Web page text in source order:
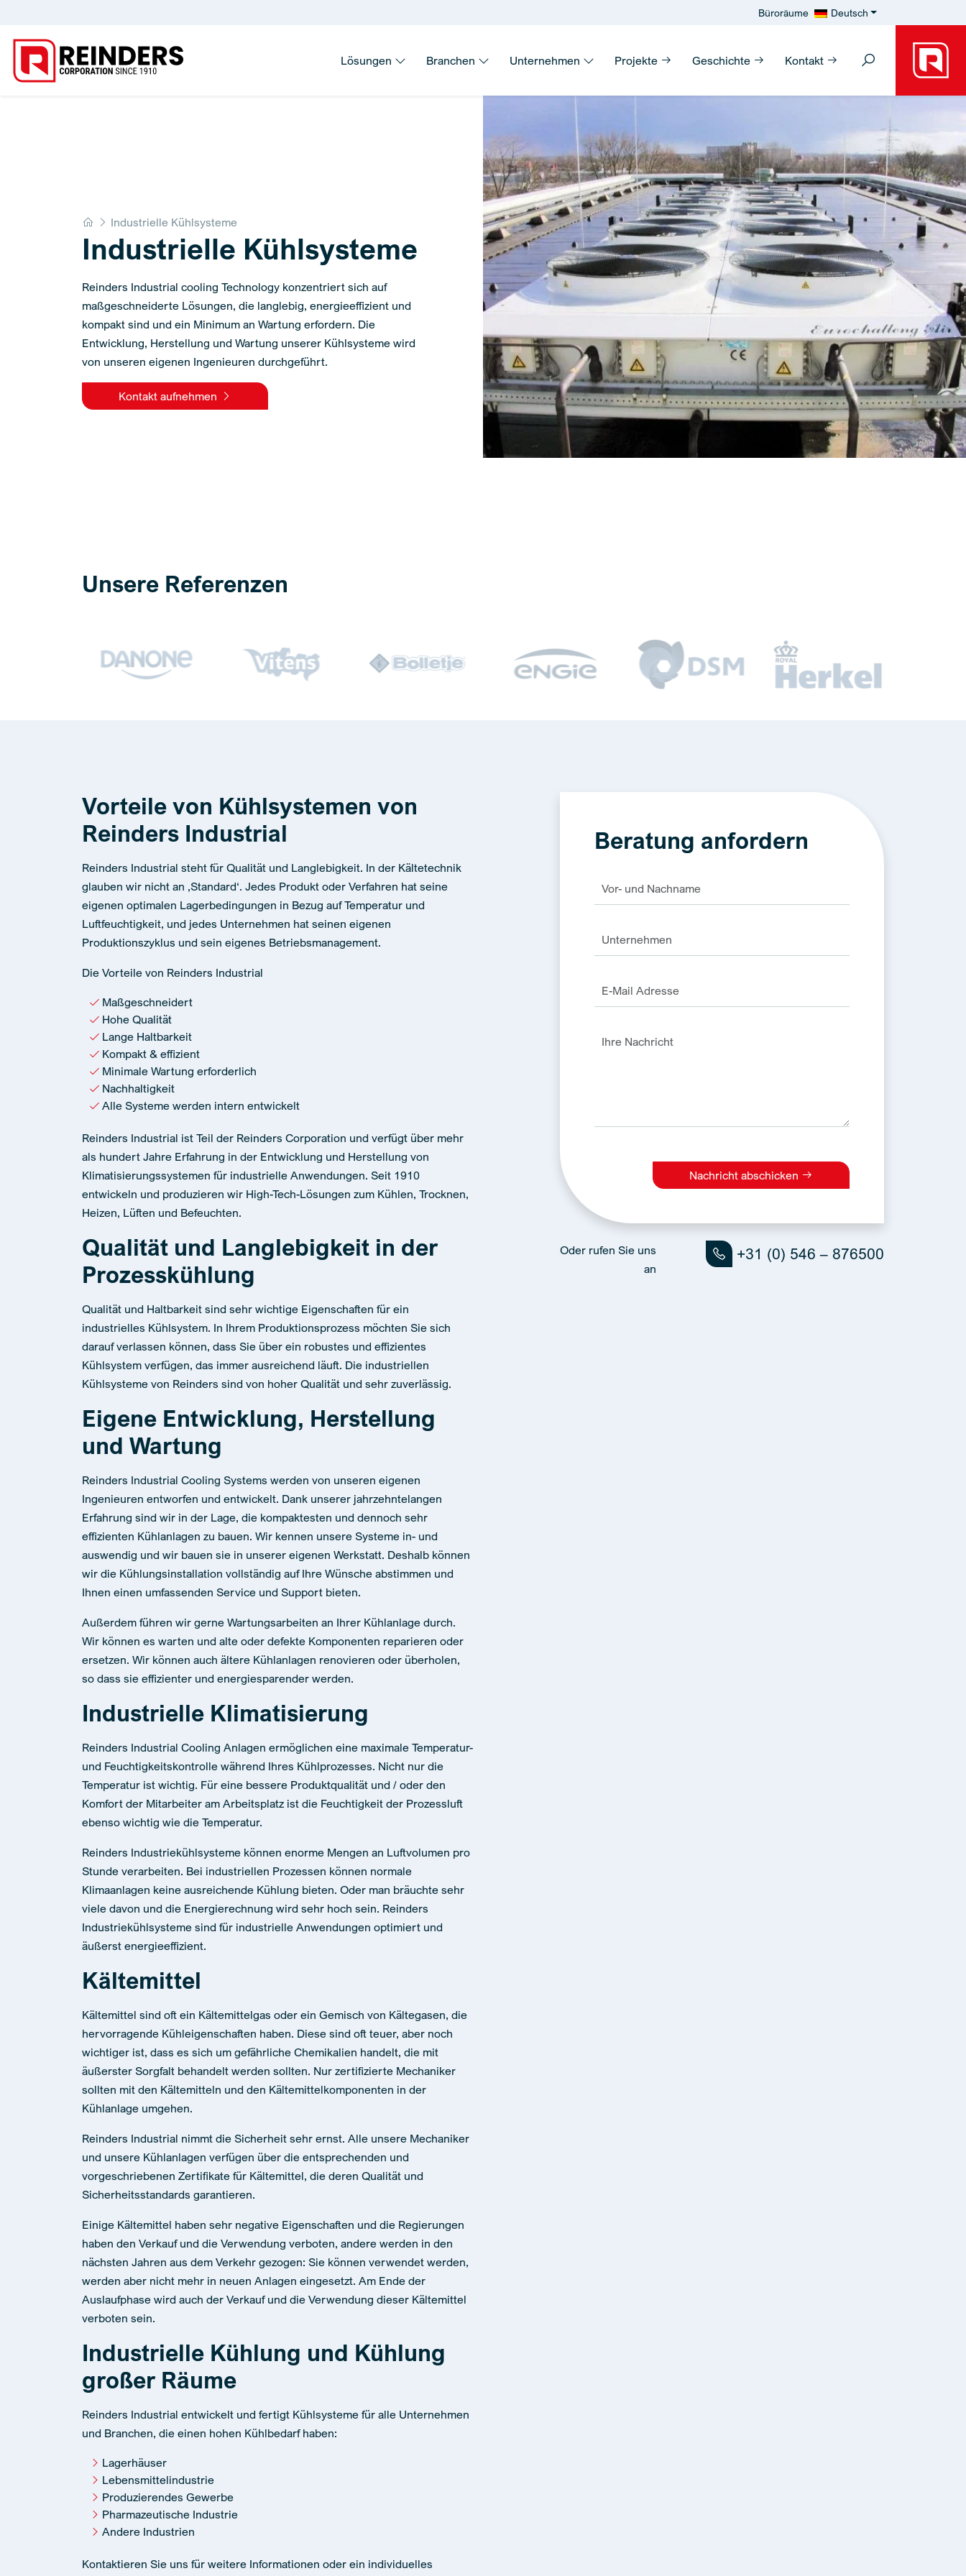
Büroräume Deutsch
Lösungen Branchen Unternehmen Projekte Geschichte Kontakt
Home
Industrielle Kühlsysteme
Industrielle Kühlsysteme
Reinders Industrial cooling Technology konzentriert sich auf
maßgeschneiderte Lösungen, die langlebig, energieeffizient und
kompakt sind und ein Minimum an Wartung erfordern. Die
Entwicklung, Herstellung und Wartung unserer Kühlsysteme wird
von unseren eigenen Ingenieuren durchgeführt.
Kontakt aufnehmen
Unsere Referenzen
Vorteile von Kühlsystemen von
Reinders Industrial
Reinders Industrial steht für Qualität und Langlebigkeit. In der Kältetechnik
glauben wir nicht an ‚Standard‘. Jedes Produkt oder Verfahren hat seine
eigenen optimalen Lagerbedingungen in Bezug auf Temperatur und
Luftfeuchtigkeit, und jedes Unternehmen hat seinen eigenen
Produktionszyklus und sein eigenes Betriebsmanagement.
Die Vorteile von Reinders Industrial
Maßgeschneidert
Hohe Qualität
Lange Haltbarkeit
Kompakt & effizient
Minimale Wartung erforderlich
Nachhaltigkeit
Alle Systeme werden intern entwickelt
Reinders Industrial ist Teil der Reinders Corporation und verfügt über mehr
als hundert Jahre Erfahrung in der Entwicklung und Herstellung von
Klimatisierungssystemen für industrielle Anwendungen. Seit 1910
entwickeln und produzieren wir High-Tech-Lösungen zum Kühlen, Trocknen,
Heizen, Lüften und Befeuchten.
Qualität und Langlebigkeit in der
Prozesskühlung
Qualität und Haltbarkeit sind sehr wichtige Eigenschaften für ein
industrielles Kühlsystem. In Ihrem Produktionsprozess möchten Sie sich
darauf verlassen können, dass Sie über ein robustes und effizientes
Kühlsystem verfügen, das immer ausreichend läuft. Die industriellen
Kühlsysteme von Reinders sind von hoher Qualität und sehr zuverlässig.
Eigene Entwicklung, Herstellung
und Wartung
Reinders Industrial Cooling Systems werden von unseren eigenen
Ingenieuren entworfen und entwickelt. Dank unserer jahrzehntelangen
Erfahrung sind wir in der Lage, die kompaktesten und dennoch sehr
effizienten Kühlanlagen zu bauen. Wir kennen unsere Systeme in- und
auswendig und wir bauen sie in unserer eigenen Werkstatt. Deshalb können
wir die Kühlungsinstallation vollständig auf Ihre Wünsche abstimmen und
Ihnen einen umfassenden Service und Support bieten.
Außerdem führen wir gerne Wartungsarbeiten an Ihrer Kühlanlage durch.
Wir können es warten und alte oder defekte Komponenten reparieren oder
ersetzen. Wir können auch ältere Kühlanlagen renovieren oder überholen,
so dass sie effizienter und energiesparender werden.
Industrielle Klimatisierung
Reinders Industrial Cooling Anlagen ermöglichen eine maximale Temperatur-
und Feuchtigkeitskontrolle während Ihres Kühlprozesses. Nicht nur die
Temperatur ist wichtig. Für eine bessere Produktqualität und / oder den
Komfort der Mitarbeiter am Arbeitsplatz ist die Feuchtigkeit der Prozessluft
ebenso wichtig wie die Temperatur.
Reinders Industriekühlsysteme können enorme Mengen an Luftvolumen pro
Stunde verarbeiten. Bei industriellen Prozessen können normale
Klimaanlagen keine ausreichende Kühlung bieten. Oder man bräuchte sehr
viele davon und die Energierechnung wird sehr hoch sein. Reinders
Industriekühlsysteme sind für industrielle Anwendungen optimiert und
äußerst energieeffizient.
Kältemittel
Kältemittel sind oft ein Kältemittelgas oder ein Gemisch von Kältegasen, die
hervorragende Kühleigenschaften haben. Diese sind oft teuer, aber noch
wichtiger ist, dass es sich um gefährliche Chemikalien handelt, die mit
äußerster Sorgfalt behandelt werden sollten. Nur zertifizierte Mechaniker
sollten mit den Kältemitteln und den Kältemittelkomponenten in der
Kühlanlage umgehen.
Reinders Industrial nimmt die Sicherheit sehr ernst. Alle unsere Mechaniker
und unsere Kühlanlagen verfügen über die entsprechenden und
vorgeschriebenen Zertifikate für Kältemittel, die deren Qualität und
Sicherheitsstandards garantieren.
Einige Kältemittel haben sehr negative Eigenschaften und die Regierungen
haben den Verkauf und die Verwendung verboten, andere werden in den
nächsten Jahren aus dem Verkehr gezogen: Sie können verwendet werden,
werden aber nicht mehr in neuen Anlagen eingesetzt. Am Ende der
Auslaufphase wird auch der Verkauf und die Verwendung dieser Kältemittel
verboten sein.
Industrielle Kühlung und Kühlung
großer Räume
Reinders Industrial entwickelt und fertigt Kühlsysteme für alle Unternehmen
und Branchen, die einen hohen Kühlbedarf haben:
Lagerhäuser
Lebensmittelindustrie
Produzierendes Gewerbe
Pharmazeutische Industrie
Andere Industrien
Kontaktieren Sie uns für weitere Informationen oder ein individuelles
Beratung anfordern
Nachricht abschicken
Oder rufen Sie uns
an
+31 (0) 546 – 876500